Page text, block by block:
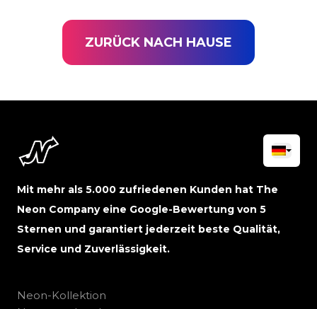
ZURÜCK NACH HAUSE
Mit mehr als 5.000 zufriedenen Kunden hat The
Neon Company eine Google-Bewertung von 5
Sternen und garantiert jederzeit beste Qualität,
Service und Zuverlässigkeit.
Neon-Kollektion